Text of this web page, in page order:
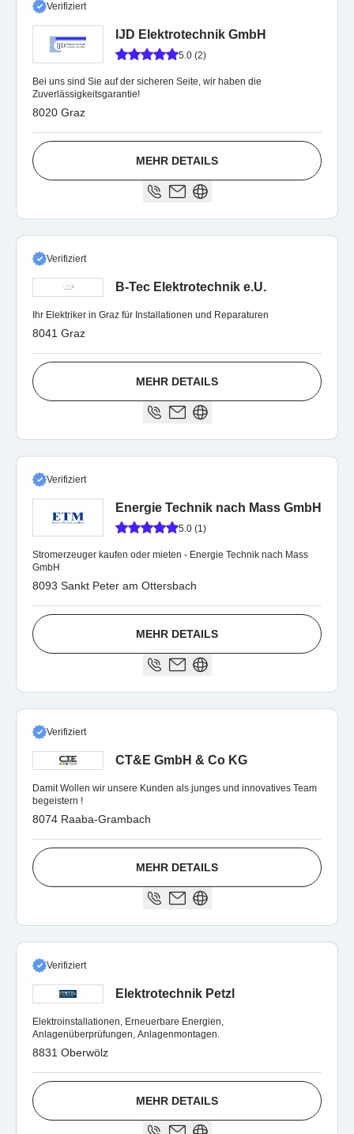
Verifiziert
IJD Elektrotechnik GmbH
5.0 (2)
Bei uns sind Sie auf der sicheren Seite, wir haben die
Zuverlässigkeitsgarantie!
8020 Graz
MEHR DETAILS
Verifiziert
B-Tec Elektrotechnik e.U.
Ihr Elektriker in Graz für Installationen und Reparaturen
8041 Graz
MEHR DETAILS
Verifiziert
Energie Technik nach Mass GmbH
5.0 (1)
Stromerzeuger kaufen oder mieten - Energie Technik nach Mass
GmbH
8093 Sankt Peter am Ottersbach
MEHR DETAILS
Verifiziert
CT&E GmbH & Co KG
Damit Wollen wir unsere Kunden als junges und innovatives Team
begeistern !
8074 Raaba-Grambach
MEHR DETAILS
Verifiziert
Elektrotechnik Petzl
Elektroinstallationen, Erneuerbare Energien,
Anlagenüberprüfungen, Anlagenmontagen.
8831 Oberwölz
MEHR DETAILS